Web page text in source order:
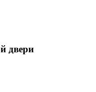
двери